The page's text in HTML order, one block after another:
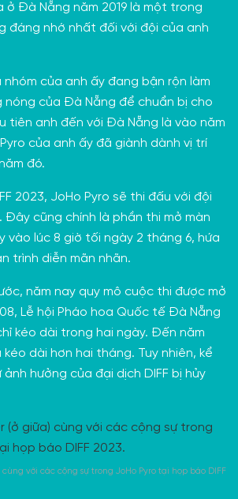
ở Đà Nẵng năm 2019 là một trong
đáng nhớ nhất đối với đội của anh
nhóm của anh ấy đang bận rộn làm
nóng của Đà Nẵng để chuẩn bị cho
tiên anh đến với Đà Nẵng là vào năm
Pyro của anh ấy đã giành dành vị trí
đó.
2023, JoHo Pyro sẽ thi đấu với đội
Đây cũng chính là phần thi mở màn
vào lúc 8 giờ tối ngày 2 tháng 6, hứa
trình diễn mãn nhãn.
năm nay quy mô cuộc thi được mở
Lễ hội Pháo hoa Quốc tế Đà Nẵng
kéo dài trong hai ngày. Đến năm
kéo dài hơn hai tháng. Tuy nhiên, kể
ảnh hưởng của đại dịch DIFF bị hủy
với các cộng sự trong JoHo Pyro tại họp báo DIFF